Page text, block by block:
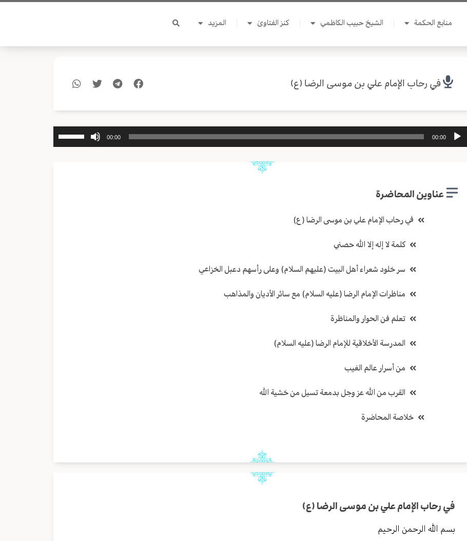
منابع الحكمة الشيخ حبيب الكاظمي كنز الفتاوىٰ المزيد
في رحاب الإمام علي بن موسى الرضا (ع)
مشغل
00:00
00:00
عناوين المحاضرة
في رحاب الإمام علي بن موسى الرضا (ع)
كلمة لا إله إلا الله حصني
سر خلود شعراء أهل البيت (عليهم السلام) وعلى رأسهم دعبل الخزاعي
مناظرات الإمام الرضا (عليه السلام) مع سائر الأديان والمذاهب
تعلم فن الحوار والمناظرة
المدرسة الأخلاقية للإمام الرضا (عليه السلام)
من أسرار عالم الغيب
القرب من الله عز وجل بدمعة تسيل من خشية الله
خلاصة المحاضرة
في رحاب الإمام علي بن موسى الرضا (ع)
بسم الله الرحمن الرحيم